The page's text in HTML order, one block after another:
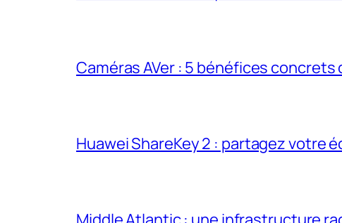
Caméras AVer : 5 bénéfices
Huawei ShareKey 2 : partagez votre